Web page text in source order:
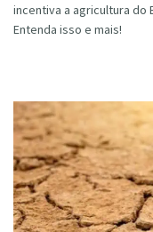
incentiva a agricultura do
Entenda isso e mais!